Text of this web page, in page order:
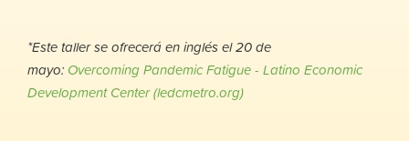
*Este taller se ofrecerá en inglés el 20 de
mayo: Overcoming Pandemic Fatigue - Latino Economic
Development Center (ledcmetro.org)